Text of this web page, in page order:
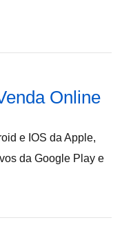
Online
e IOS da Apple,
da Google Play e